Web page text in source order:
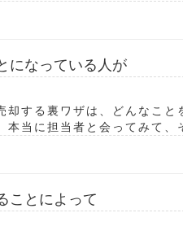
になっている人が
却する裏ワザは、どんなこ
本当に担当者と会ってみて、
ことによって